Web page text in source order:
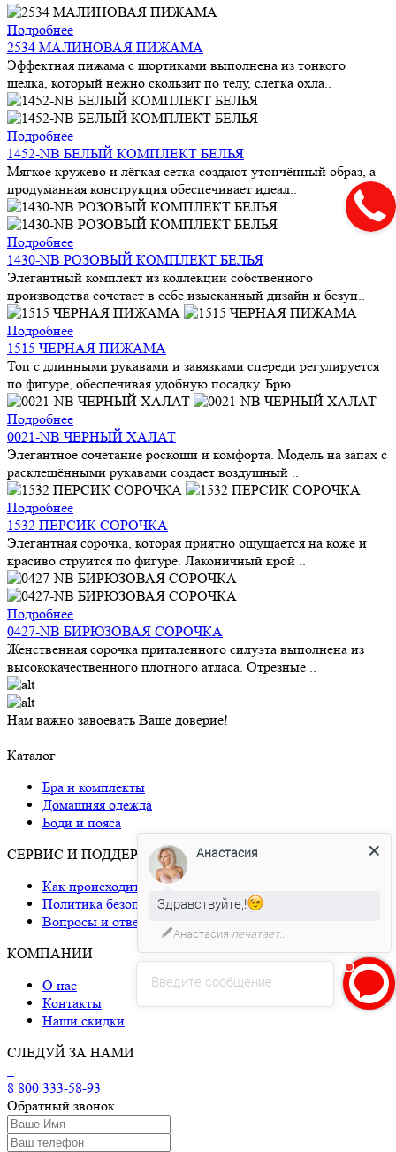
Подробнее
2534 МАЛИНОВАЯ ПИЖАМА
Эффектная пижама с шортиками выполнена из тонкого
шелка, который нежно скользит по телу, слегка охла..
Подробнее
1452-NB БЕЛЫЙ КОМПЛЕКТ БЕЛЬЯ
Мягкое кружево и лёгкая сетка создают утончённый образ, а
продуманная конструкция обеспечивает идеал..
Подробнее
1430-NB РОЗОВЫЙ КОМПЛЕКТ БЕЛЬЯ
Элегантный комплект из коллекции собственного
производства сочетает в себе изысканный дизайн и безуп..
Подробнее
1515 ЧЕРНАЯ ПИЖАМА
Топ с длинными рукавами и завязками спереди регулируется
по фигуре, обеспечивая удобную посадку. Брю..
Подробнее
0021-NB ЧЕРНЫЙ ХАЛАТ
Элегантное сочетание роскоши и комфорта. Модель на запах с
расклешёнными рукавами создает воздушный ..
Подробнее
1532 ПЕРСИК СОРОЧКА
Элегантная сорочка, которая приятно ощущается на коже и
красиво струится по фигуре. Лаконичный крой ..
Подробнее
0427-NB БИРЮЗОВАЯ СОРОЧКА
Женственная сорочка приталенного силуэта выполнена из
высококачественного плотного атласа. Отрезные ..
Нам важно завоевать Ваше доверие!
Каталог
Бра и комплекты
Домашняя одежда
Боди и пояса
СЕРВИС И ПОДДЕРЖКА
Как происходит доставка
Политика безопасности
Вопросы и ответы
КОМПАНИИ
О нас
Контакты
Наши скидки
СЛЕДУЙ ЗА НАМИ
8 800 333-58-93
Обратный звонок
Введите сообщение
Анастасия
Здравствуйте,!
Анастасия печатает...